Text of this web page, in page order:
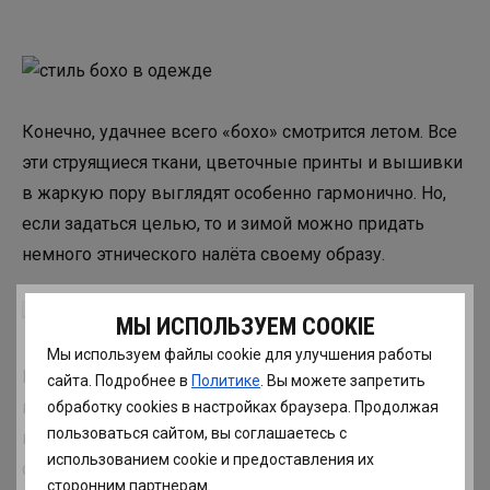
МЫ ИСПОЛЬЗУЕМ COOKIE
Мы используем файлы cookie для улучшения работы
сайта. Подробнее в Политике . Вы можете запретить
обработку сookies в настройках браузера. Продолжая
пользоваться сайтом, вы соглашаетесь с
использованием cookie и предоставления их
сторонним партнерам.
Конечно, удачнее всего «бохо» смотрится летом. Все
эти струящиеся ткани, цветочные принты и вышивки
в жаркую пору выглядят особенно гармонично. Но,
если задаться целью, то и зимой можно придать
немного этнического налёта своему образу.
Как это сделать, я учу девушек в онлайн-школе на
курсе Архитектура стиля. Там «бохо» мы разбираем в
прямом смысле по молекулам, а также учимся
сочетать его с другими стилями.